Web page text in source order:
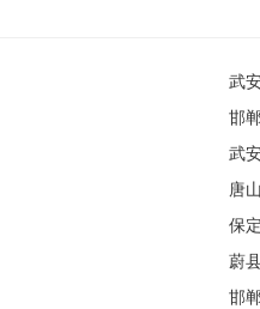
武
邯
武
唐
保
蔚
邯